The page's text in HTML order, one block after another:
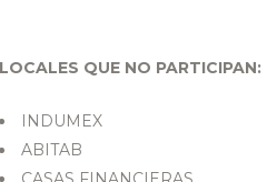
LOCALES QUE NO PARTICIPAN:
INDUMEX
ABITAB